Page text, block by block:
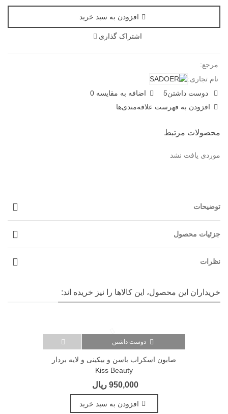
افزودن به سبد خرید
اشتراک گذاری
مرجع:
نام تجاری:
دوست داشتن5 اضافه به مقایسه 0
افزودن به فهرست علاقه‌مندی‌ها
محصولات مرتبط
موردی یافت نشد
توضیحات
جزئیات محصول
نظرات
خریداران این محصول، این کالاها را نیز خریده اند:
دوست داشتن
صابون اسکراب باسن و بیکینی و لایه بردار
Kiss Beauty
950,000 ریال
افزودن به سبد خرید